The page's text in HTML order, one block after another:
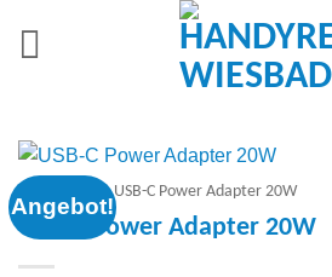
Angebot!
USB-C Power Adapter 20W
USB-C Power Adapter 20W